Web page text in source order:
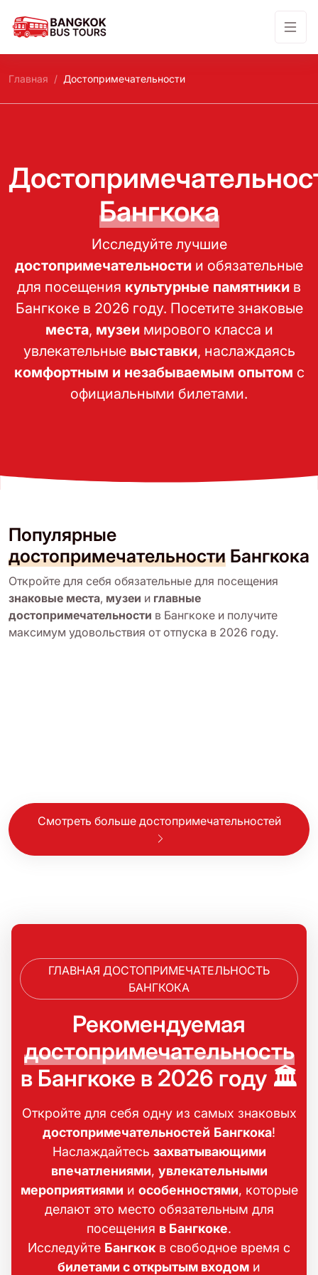
Главная Достопримечательности
Бангкока
Исследуйте лучшие
достопримечательности и обязательные
для посещения культурные памятники в
Бангкоке в 2026 году. Посетите знаковые
места, музеимирового класса и
увлекательные выставки, наслаждаясь
комфортным и незабываемым опытом с
официальными билетами.
Популярные
достопримечательности Бангкока
Откройте для себя обязательные для посещения
знаковые места, музеи и главные
достопримечательности в Бангкоке и получите
максимум удовольствия от отпуска в 2026 году.
Смотреть больше достопримечательностей
ГЛАВНАЯ ДОСТОПРИМЕЧАТЕЛЬНОСТЬ
БАНГКОКА
Рекомендуемая
достопримечательность
в Бангкоке в 2026 году 🏛️
Откройте для себя одну из самых знаковых
достопримечательностей Бангкока!
Наслаждайтесь захватывающими
впечатлениями, увлекательными
мероприятиями и особенностями, которые
делают это место обязательным для
посещения в Бангкоке.
Исследуйте Бангкок в свободное время с
билетами с открытым входом и